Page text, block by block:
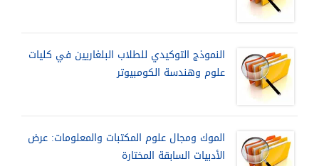
النموذج التوكيدي للطلاب البلغاريين في كليات
علوم وهندسة الكومبيوتر
الموك ومجال علوم المكتبات والمعلومات: عرض
الأدبيات السابقة المختارة